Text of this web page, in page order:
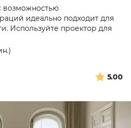
возможностью
идеально подходит для
Используйте проектор для
5.00